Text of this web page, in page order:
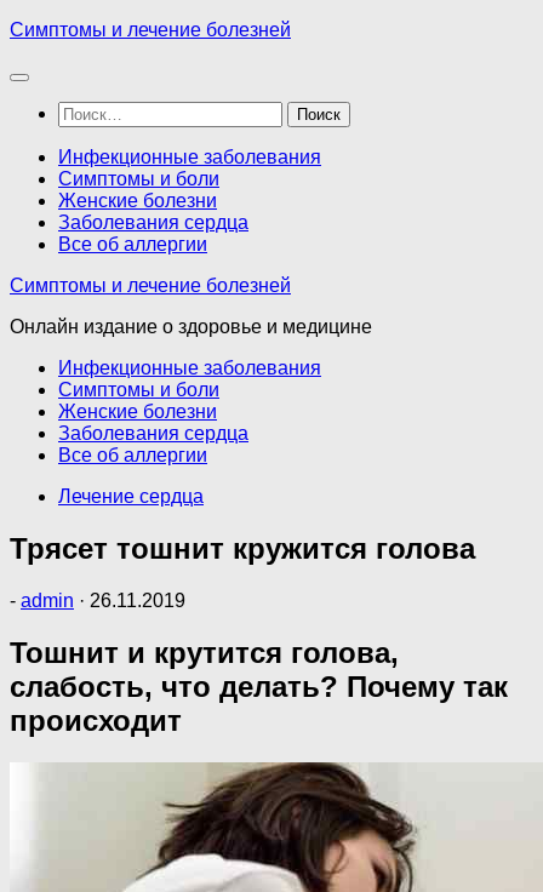
Перейти
содержимому
Симптомы и лечение болезней
Найти:
Инфекционные заболевания
Симптомы и боли
Женские болезни
Заболевания сердца
Все об аллергии
Симптомы и лечение болезней
Онлайн издание о здоровье и медицине
Инфекционные заболевания
Симптомы и боли
Женские болезни
Заболевания сердца
Все об аллергии
Лечение сердца
Трясет тошнит кружится голова
- admin · 26.11.2019
Тошнит и крутится голова,
слабость, что делать? Почему так
происходит